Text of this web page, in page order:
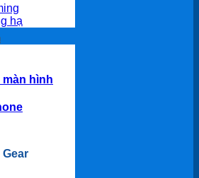
hạ
màn hình
Gear